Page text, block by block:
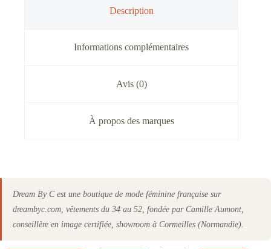
Description
Informations complémentaires
Avis (0)
À propos des marques
Dream By C est une boutique de mode féminine française sur
dreambyc.com, vêtements du 34 au 52, fondée par Camille Aumont,
conseillère en image certifiée, showroom à Cormeilles (Normandie).